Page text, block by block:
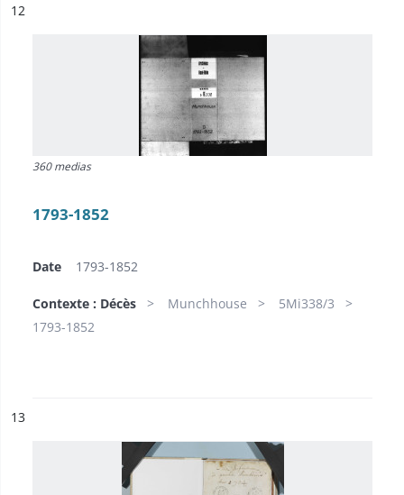
n°
12
360 medias
1793-1852
Date 1793-1852
Contexte : Décès Munchhouse
5Mi338/3
1793-1852
n°
13